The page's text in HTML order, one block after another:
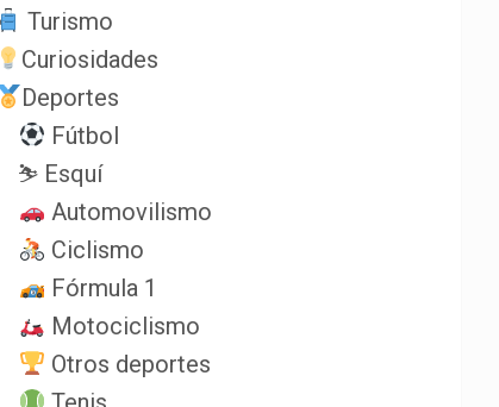
Turismo
Curiosidades
Deportes
Fútbol
⛷️ Esquí
Automovilismo
Ciclismo
Fórmula 1
Motociclismo
Otros deportes